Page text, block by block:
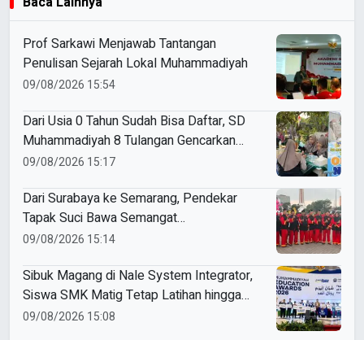
Prof Sarkawi Menjawab Tantangan
Penulisan Sejarah Lokal Muhammadiyah
09/08/2026 15:54
Dari Usia 0 Tahun Sudah Bisa Daftar, SD
Muhammadiyah 8 Tulangan Gencarkan
SPMB
09/08/2026 15:17
Dari Surabaya ke Semarang, Pendekar
Tapak Suci Bawa Semangat
Persaudaraan di Muktamar XVI
09/08/2026 15:14
Sibuk Magang di Nale System Integrator,
Siswa SMK Matig Tetap Latihan hingga
Raih Gold Medal ME Awards 2026
09/08/2026 15:08